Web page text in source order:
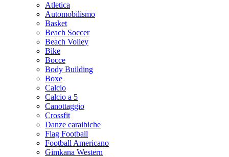
Atletica
Automobilismo
Basket
Beach Soccer
Beach Volley
Bike
Bocce
Body Building
Boxe
Calcio
Calcio a 5
Canottaggio
Crossfit
Danze caraibiche
Flag Football
Football Americano
Gimkana Western